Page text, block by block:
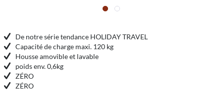
De notre série tendance HOLIDAY TRAVEL
Capacité de charge maxi. 120 kg
Housse amovible et lavable
poids env. 0,6kg
ZÉRO
ZÉRO